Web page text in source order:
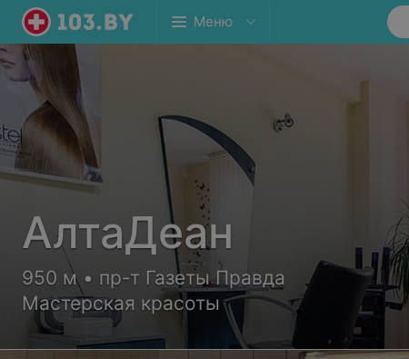
Меню
АлтаДеан
950 м • пр-т Газеты Правда
Мастерская красоты